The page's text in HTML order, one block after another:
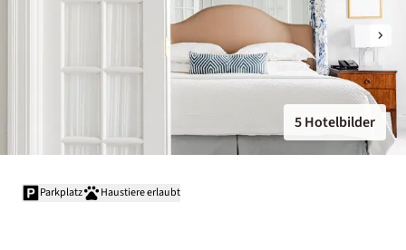
5 Hotelbilder
Parkplatz Haustiere erlaubt